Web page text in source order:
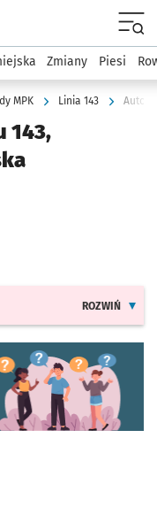
Komunikacja
Zmiany Piesi
MPK Linia 143
143,
ROZWIŃ
karcie